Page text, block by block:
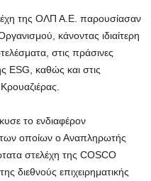
της ΟΛΠ Α.Ε. παρουσίασαν
κάνοντας ιδιαίτερη
στις πράσινες
ESG, καθώς και στις
Κρουαζιέρας.
το ενδιαφέρον
οποίων ο Αναπληρωτής
στελέχη της COSCO
διεθνούς επιχειρηματικής